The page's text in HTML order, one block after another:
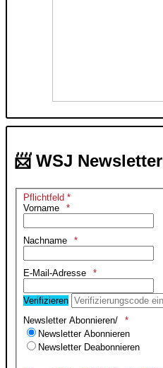
📨 WSJ Newsletter
Pflichtfeld *
Vorname
Nachname
E-Mail-Adresse
Verifizieren
Newsletter Abonnieren/
Newsletter Abonnieren
Newsletter Deabonnieren